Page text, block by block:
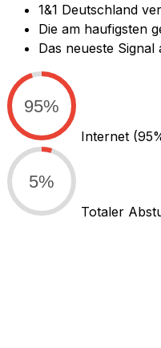
1&1 Deutschland
Die am haufigsten
Das neueste Signal
95%
Internet
5%
Totaler